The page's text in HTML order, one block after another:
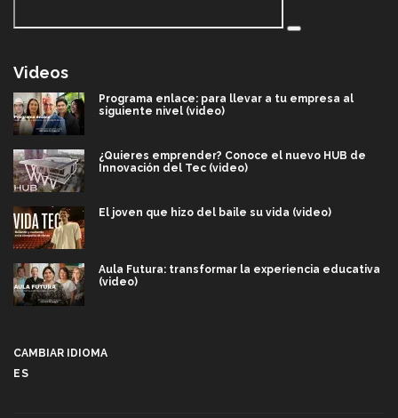
Videos
Programa enlace: para llevar a tu empresa al
siguiente nivel (video)
¿Quieres emprender? Conoce el nuevo HUB de
Innovación del Tec (video)
El joven que hizo del baile su vida (video)
Aula Futura: transformar la experiencia educativa
(video)
CAMBIAR IDIOMA
ES